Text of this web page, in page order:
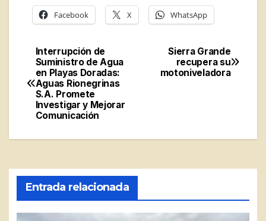
Facebook X WhatsApp
Navegación
de
entradas
Sierra Grande
recupera su
motoniveladora
Interrupción de
Suministro de Agua
en Playas Doradas:
Aguas Rionegrinas
S.A. Promete
Investigar y Mejorar
Comunicación
Entrada relacionada